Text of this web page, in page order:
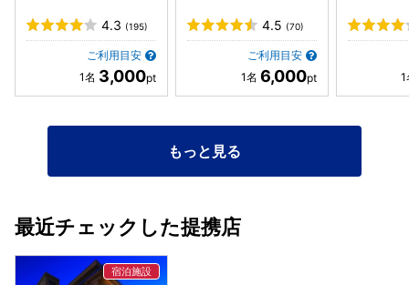
4.3 (195)
ご利用目安
3,000
4.5 (70)
ご利用目安
6,000
もっと見る
最近チェックした提携店